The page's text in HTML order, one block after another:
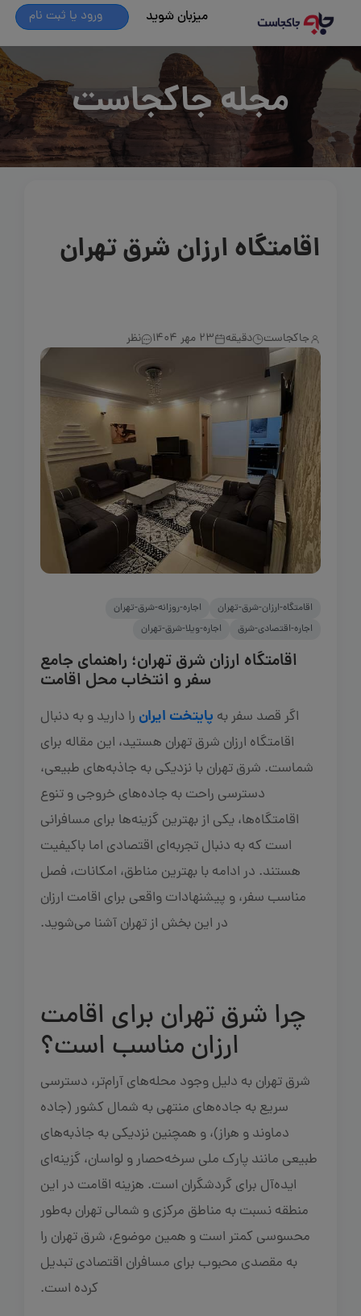
میزبان شوید ورود یا ثبت نام
مجله جاکجاست
اقامتگاه ارزان شرق تهران
جاکجاست دقیقه 23 مهر 1404 نظر
اقامتگاه-ارزان-شرق-تهران
اجاره-روزانه-شرق-تهران
اجاره-اقتصادی-شرق
اجاره-ویلا-شرق-تهران
اقامتگاه ارزان شرق تهران؛ راهنمای جامع
سفر و انتخاب محل اقامت
اگر قصد سفر به پایتخت ایران را دارید و به دنبال
اقامتگاه ارزان شرق تهران هستید، این مقاله برای
شماست. شرق تهران با نزدیکی به جاذبه‌های طبیعی،
دسترسی راحت به جاده‌های خروجی و تنوع
اقامتگاه‌ها، یکی از بهترین گزینه‌ها برای مسافرانی
است که به دنبال تجربه‌ای اقتصادی اما باکیفیت
هستند. در ادامه با بهترین مناطق، امکانات، فصل
مناسب سفر، و پیشنهادات واقعی برای اقامت ارزان
در این بخش از تهران آشنا می‌شوید.
چرا شرق تهران برای اقامت
ارزان مناسب است؟
شرق تهران به دلیل وجود محله‌های آرام‌تر، دسترسی
سریع به جاده‌های منتهی به شمال کشور (جاده
دماوند و هراز)، و همچنین نزدیکی به جاذبه‌های
طبیعی مانند پارک ملی سرخه‌حصار و لواسان، گزینه‌ای
ایده‌آل برای گردشگران است. هزینه اقامت در این
منطقه نسبت به مناطق مرکزی و شمالی تهران به‌طور
محسوسی کمتر است و همین موضوع، شرق تهران را
به مقصدی محبوب برای مسافران اقتصادی تبدیل
کرده است.